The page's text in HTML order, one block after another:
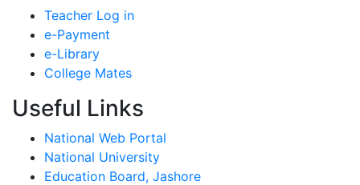
Teacher Log in
e-Payment
e-Library
College Mates
Useful Links
National Web Portal
National University
Education Board, Jashore